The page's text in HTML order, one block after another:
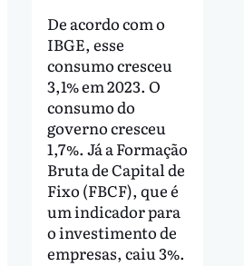
De acordo com o
IBGE, esse
consumo cresceu
3,1% em 2023. O
consumo do
governo cresceu
1,7%. Já a Formação
Bruta de Capital de
Fixo (FBCF), que é
um indicador para
o investimento de
empresas, caiu 3%.